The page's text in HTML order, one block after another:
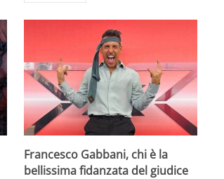
Francesco Gabbani, chi è la
bellissima fidanzata del giudice